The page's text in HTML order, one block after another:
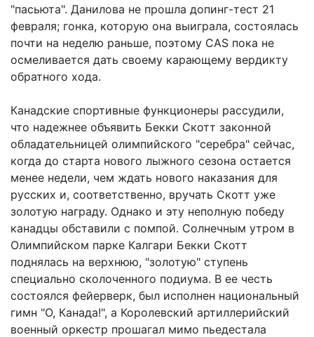
"пасьюта". Данилова не прошла допинг-тест 21
февраля; гонка, которую она выиграла, состоялась
почти на неделю раньше, поэтому CAS пока не
осмеливается дать своему карающему вердикту
обратного хода.
Канадские спортивные функционеры рассудили,
что надежнее объявить Бекки Скотт законной
обладательницей олимпийского "серебра" сейчас,
когда до старта нового лыжного сезона остается
менее недели, чем ждать нового наказания для
русских и, соответственно, вручать Скотт уже
золотую награду. Однако и эту неполную победу
канадцы обставили с помпой. Солнечным утром в
Олимпийском парке Калгари Бекки Скотт
поднялась на верхнюю, "золотую" ступень
специально сколоченного подиума. В ее честь
состоялся фейерверк, был исполнен национальный
гимн "О, Канада!", а Королевский артиллерийский
военный оркестр прошагал мимо пьедестала